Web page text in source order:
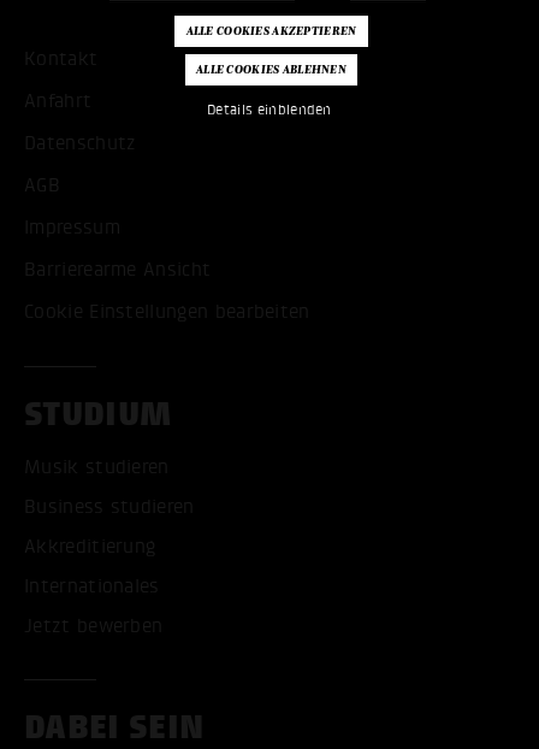
Details einblenden
Kontakt
Anfahrt
Datenschutz
AGB
Impressum
Barrierearme Ansicht
Cookie Einstellungen bearbeiten
STUDIUM
Musik studieren
Business studieren
Akkreditierung
Internationales
Jetzt bewerben
DABEI SEIN